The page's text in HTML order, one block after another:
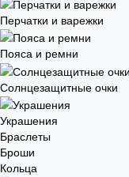
Перчатки и варежки
Пояса и ремни
Солнцезащитные очки
Украшения
Браслеты
Броши
Кольца